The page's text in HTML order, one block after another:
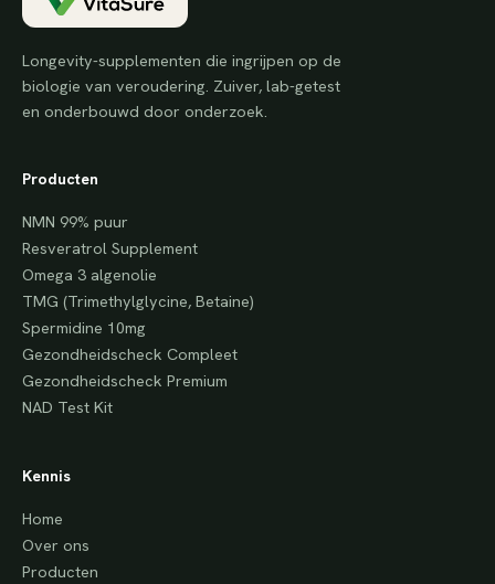
Longevity-supplementen die ingrijpen op de
biologie van veroudering. Zuiver, lab-getest
en onderbouwd door onderzoek.
Producten
NMN 99% puur
Resveratrol Supplement
Omega 3 algenolie
TMG (Trimethylglycine, Betaine)
Spermidine 10mg
Gezondheidscheck Compleet
Gezondheidscheck Premium
NAD Test Kit
Kennis
Home
Over ons
Producten